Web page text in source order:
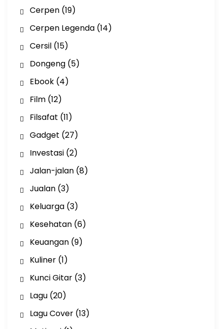
Cerpen(19)
Cerpen Legenda(14)
Cersil(15)
Dongeng(5)
Ebook(4)
Film(12)
Filsafat (11)
Gadget (27)
Investasi(2)
Jalan-jalan(8)
Jualan(3)
Keluarga(3)
Kesehatan(6)
Keuangan(9)
Kuliner(1)
Kunci Gitar(3)
Lagu(20)
Lagu Cover(13)